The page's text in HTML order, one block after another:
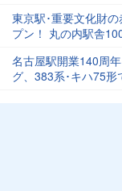
東京駅･重要文化財
プン！ 丸の内駅舎
名古屋駅開業140周
グ、383系･キハ75形